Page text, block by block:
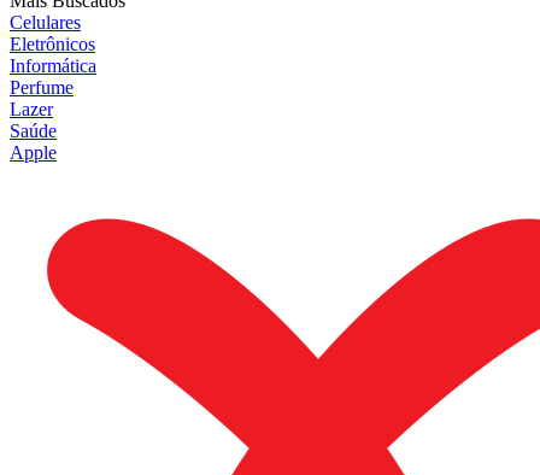
Celulares
Eletrônicos
Informática
Perfume
Lazer
Saúde
Apple